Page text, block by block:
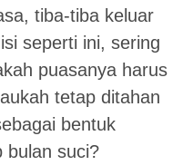
tiba-tiba keluar
seperti ini, sering
puasanya harus
tetap ditahan
bentuk
bulan suci?